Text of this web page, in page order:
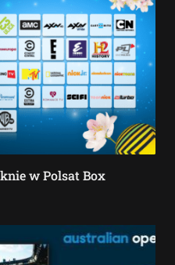
w Polsat Box